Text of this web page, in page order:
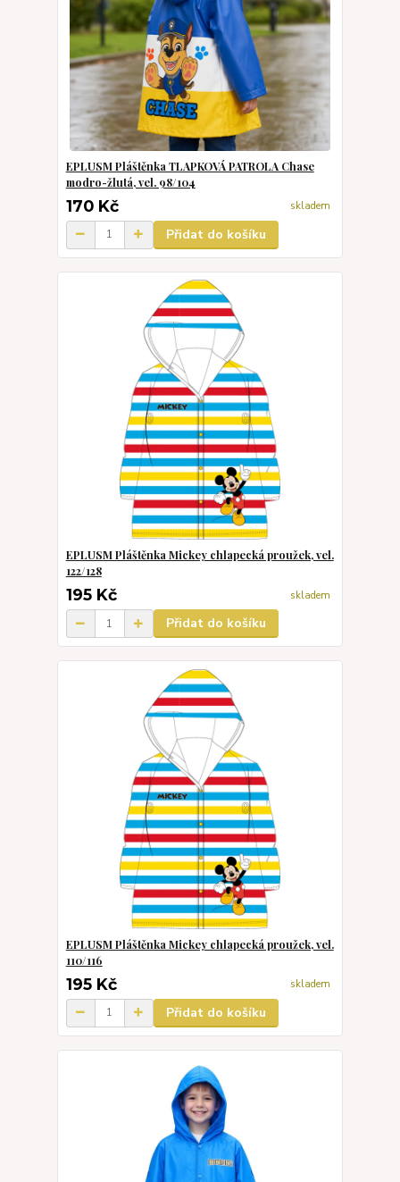
EPLUSM Pláštěnka TLAPKOVÁ PATROLA Chase
modro-žlutá, vel. 98/104
170 Kč skladem
Přidat do košíku
EPLUSM Pláštěnka Mickey chlapecká proužek, vel.
122/128
195 Kč skladem
Přidat do košíku
EPLUSM Pláštěnka Mickey chlapecká proužek, vel.
110/116
195 Kč skladem
Přidat do košíku